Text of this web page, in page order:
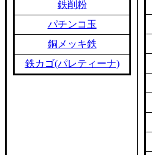
鉄削粉
パチンコ玉
銅メッキ鉄
鉄カゴ(パレティーナ)